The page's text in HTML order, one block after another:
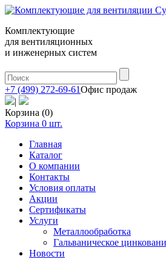
Комплектующие
для вентиляционных
и инженерных систем
+7 (499) 272-69-61Офис продаж
|
Корзина (0)
Корзина 0 шт.
Главная
Каталог
О компании
Контакты
Условия оплаты
Акции
Сертификаты
Услуги
Металлообработка
Гальваническое
Новости